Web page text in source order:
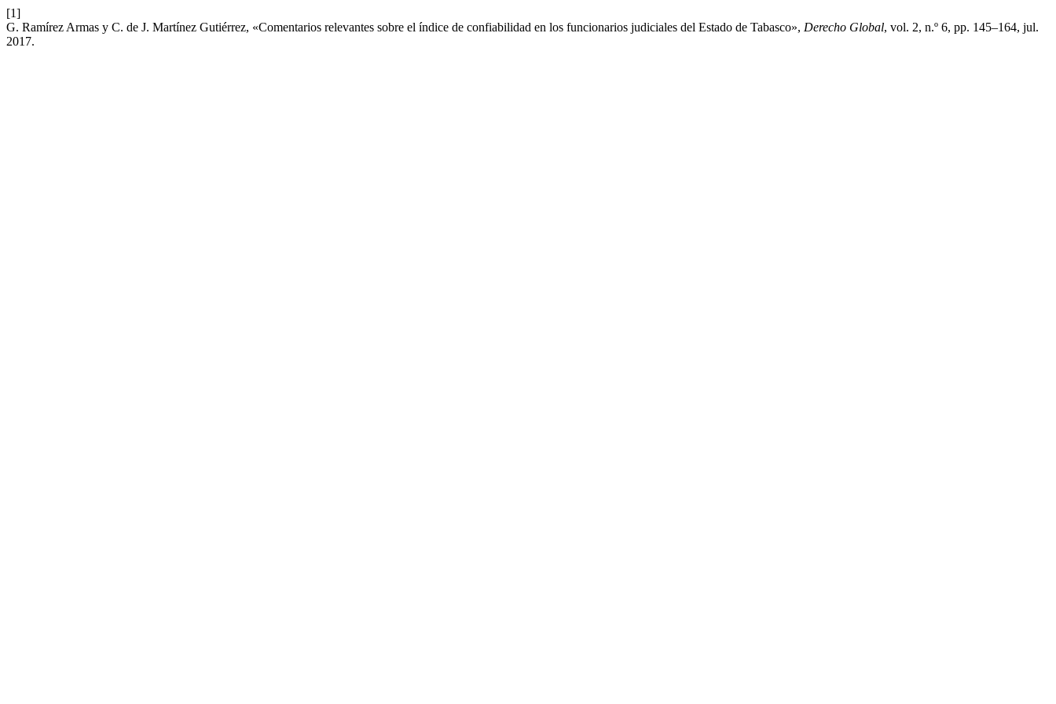
[1]
G. Ramírez Armas y C. de J. Martínez Gutiérrez, «Comentarios relevantes sobre el índice de confiabilidad en los funcionarios judiciales del Estado de Tabasco», Derecho Global, vol. 2, n.º 6, pp. 145–164, jul.
2017.